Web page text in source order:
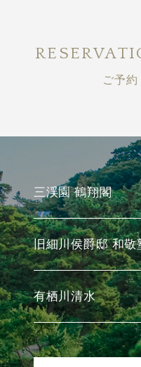
ご予
三渓園 鶴翔閣
旧細川侯爵邸 和敬
有栖川清水